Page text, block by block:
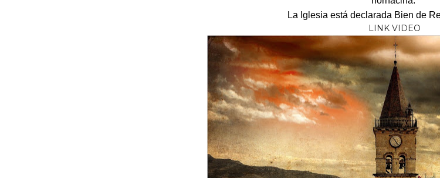
La Iglesia está declarada Bien de
LINK VIDEO